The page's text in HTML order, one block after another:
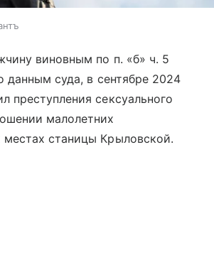
виновным по п. «б» ч. 5
данным суда, в сентябре 2024
преступления сексуального
малолетних
станицы Крыловской.